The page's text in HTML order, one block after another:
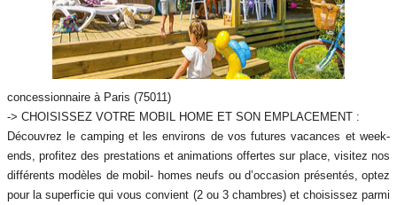
concessionnaire à Paris (75011)
-> CHOISISSEZ VOTRE MOBIL HOME ET SON EMPLACEMENT :
Découvrez le camping et les environs de vos futures vacances et week-
ends, profitez des prestations et animations offertes sur place, visitez nos
différents modèles de mobil- homes neufs ou d’occasion présentés, optez
pour la superficie qui vous convient (2 ou 3 chambres) et choisissez parmi